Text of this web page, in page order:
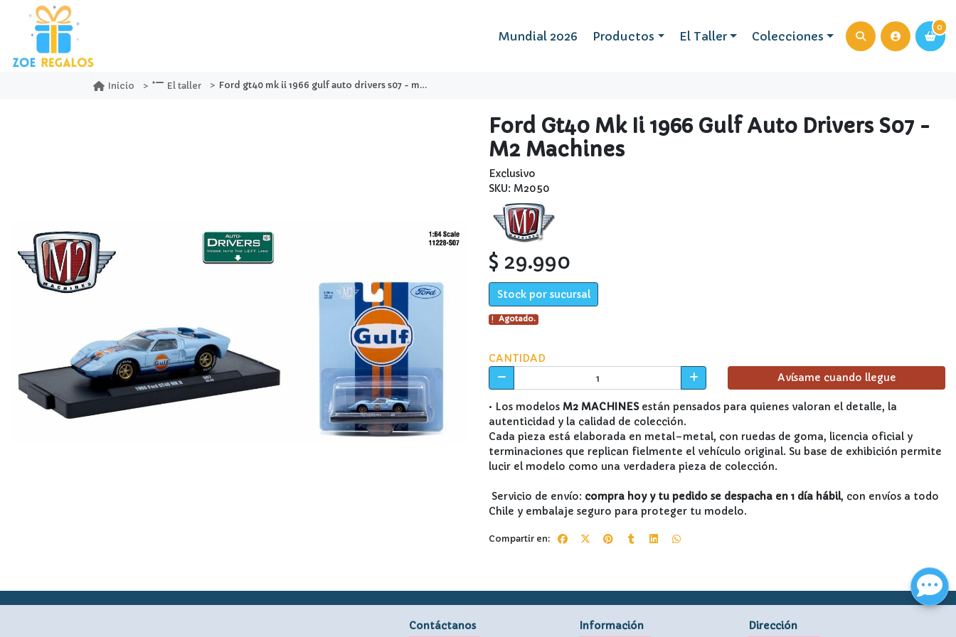
0
Mundial 2026 Productos El Taller Colecciones
0
Inicio El taller Ford gt40 mk ii 1966 gulf auto drivers s07 - m2 machines
Ford Gt40 Mk Ii 1966 Gulf Auto Drivers S07 -
M2 Machines
Exclusivo
SKU: M2050
$ 29.990
Stock por sucursal
Agotado.
CANTIDAD
Avísame cuando llegue
• Los modelos M2 MACHINES están pensados para quienes valoran el detalle, la
autenticidad y la calidad de colección.
Cada pieza está elaborada en metal–metal, con ruedas de goma, licencia oficial y
terminaciones que replican fielmente el vehículo original. Su base de exhibición permite
lucir el modelo como una verdadera pieza de colección.
Servicio de envío: compra hoy y tu pedido se despacha en 1 día hábil, con envíos a todo
Chile y embalaje seguro para proteger tu modelo.
Compartir en:
Contáctanos Información Dirección